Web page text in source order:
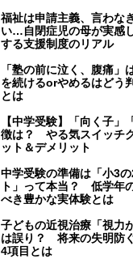
福祉は申請主義、言わな
い…自閉症児の母が実感
する支援制度のリアル
「塾の前に泣く、腹痛
を続けるorやめるはど
とは
【中学受験】「向く子」
徴は？ やる気スイッチ
ット＆デメリット
中学受験の準備は「小3
ト」って本当？ 低学年
べき豊かな実体験とは
子どもの近視治療「視力
は誤り？ 将来の失明防
4項目とは